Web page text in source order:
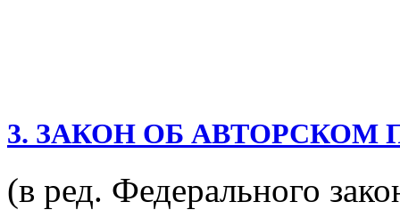
3. ЗАКОН ОБ
(в ред. Федерального